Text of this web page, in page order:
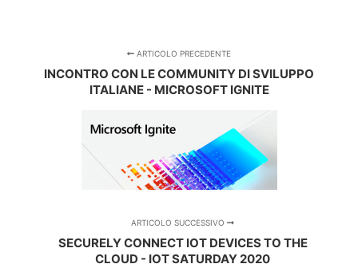
ARTICOLO PRECEDENTE
INCONTRO CON LE COMMUNITY DI SVILUPPO
ITALIANE - MICROSOFT IGNITE
ARTICOLO SUCCESSIVO
SECURELY CONNECT IOT DEVICES TO THE
CLOUD - IOT SATURDAY 2020